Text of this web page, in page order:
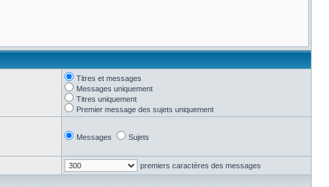
Titres et messages
Messages uniquement
Titres uniquement
Premier message des sujets uniquement
Messages Sujets
premiers caractères des messages